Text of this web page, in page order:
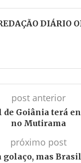
Twitter WhatsappTelegram
DIÁRIO
post anterior
de Goiânia terá
no Mutirama
próximo post
golaço, mas